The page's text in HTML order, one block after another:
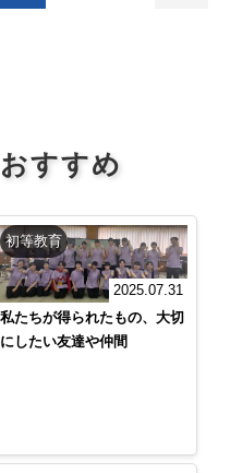
すすめ
初等教育
2025.07.31
私たちが得られたもの、大切
にしたい友達や仲間